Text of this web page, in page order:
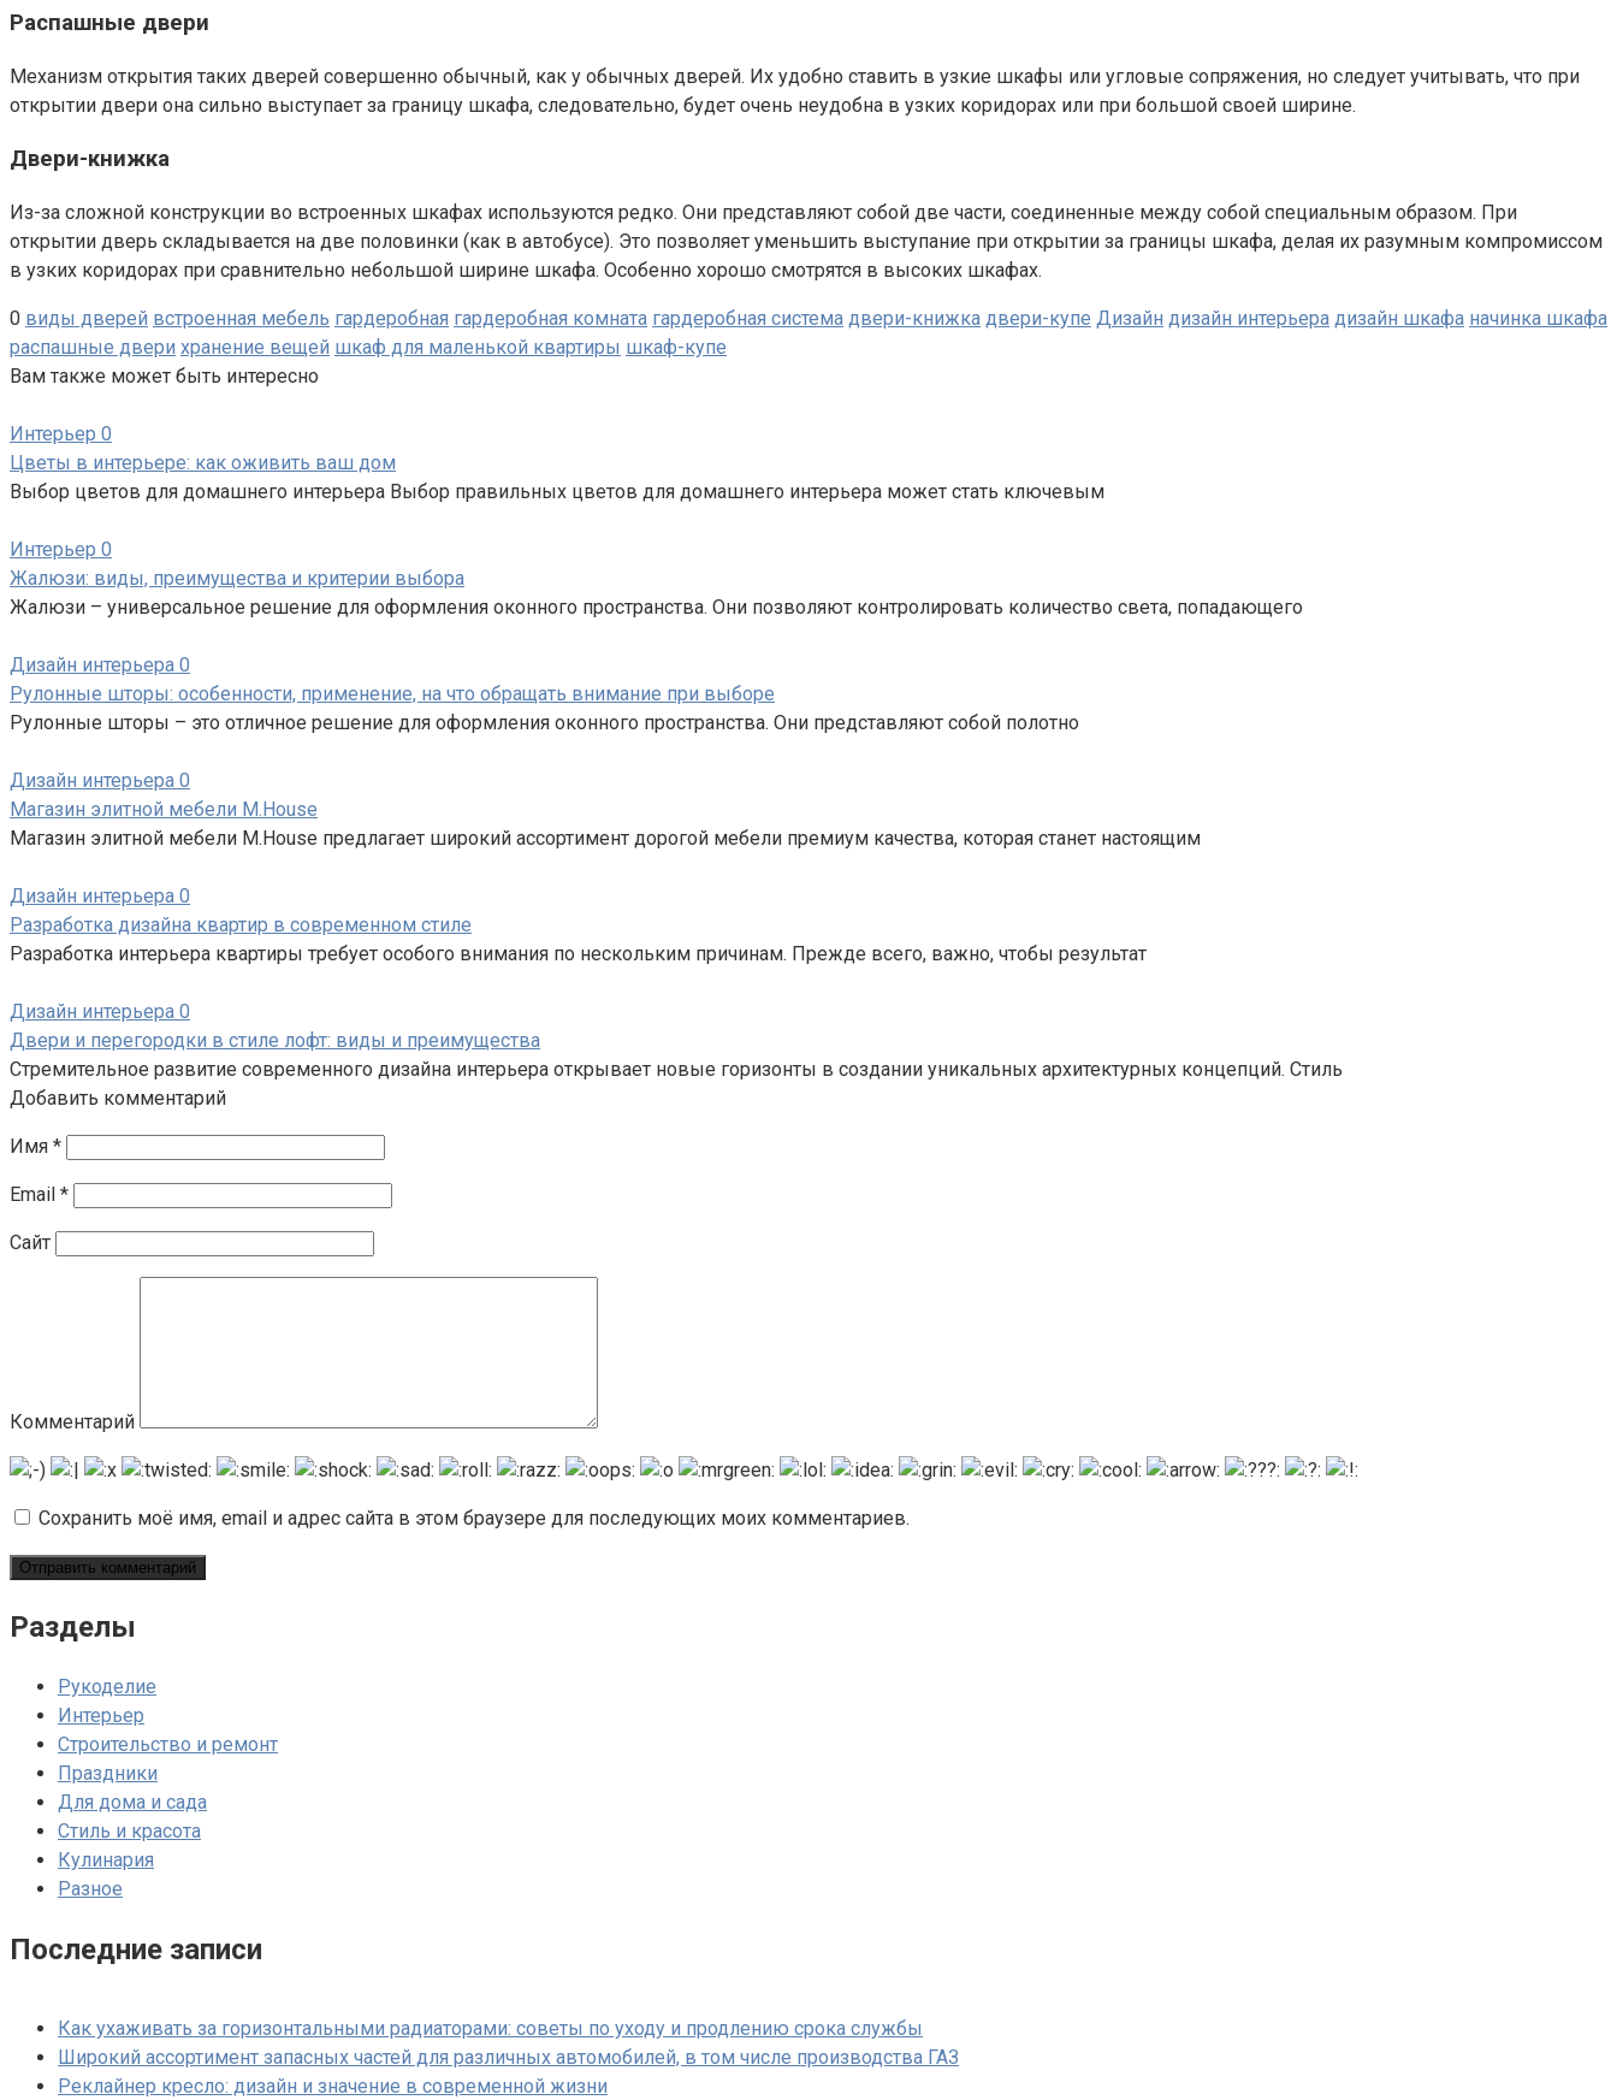
Распашные двери
Механизм открытия таких дверей совершенно обычный, как у обычных дверей. Их удобно ставить в узкие шкафы или угловые сопряжения, но следует учитывать, что при
открытии двери она сильно выступает за границу шкафа, следовательно, будет очень неудобна в узких коридорах или при большой своей ширине.
Двери-книжка
Из-за сложной конструкции во встроенных шкафах используются редко. Они представляют собой две части, соединенные между собой специальным образом. При
открытии дверь складывается на две половинки (как в автобусе). Это позволяет уменьшить выступание при открытии за границы шкафа, делая их разумным компромиссом
в узких коридорах при сравнительно небольшой ширине шкафа. Особенно хорошо смотрятся в высоких шкафах.
0 виды дверей встроенная мебель гардеробная гардеробная комната гардеробная система двери-книжка двери-купе Дизайн дизайн интерьера дизайн шкафа начинка шкафа
распашные двери хранение вещей шкаф для маленькой квартиры шкаф-купе
Вам также может быть интересно
Интерьер 0
Цветы в интерьере: как оживить ваш дом
Выбор цветов для домашнего интерьера Выбор правильных цветов для домашнего интерьера может стать ключевым
Интерьер 0
Жалюзи: виды, преимущества и критерии выбора
Жалюзи – универсальное решение для оформления оконного пространства. Они позволяют контролировать количество света, попадающего
Дизайн интерьера 0
Рулонные шторы: особенности, применение, на что обращать внимание при выборе
Рулонные шторы – это отличное решение для оформления оконного пространства. Они представляют собой полотно
Дизайн интерьера 0
Магазин элитной мебели M.House
Магазин элитной мебели M.House предлагает широкий ассортимент дорогой мебели премиум качества, которая станет настоящим
Дизайн интерьера 0
Разработка дизайна квартир в современном стиле
Разработка интерьера квартиры требует особого внимания по нескольким причинам. Прежде всего, важно, чтобы результат
Дизайн интерьера 0
Двери и перегородки в стиле лофт: виды и преимущества
Стремительное развитие современного дизайна интерьера открывает новые горизонты в создании уникальных архитектурных концепций. Стиль
Добавить комментарий
Имя *
Email *
Сайт
Комментарий
Сохранить моё имя, email и адрес сайта в этом браузере для последующих моих комментариев.
Разделы
Рукоделие
Интерьер
Строительство и ремонт
Праздники
Для дома и сада
Стиль и красота
Кулинария
Разное
Последние записи
Как ухаживать за горизонтальными радиаторами: советы по уходу и продлению срока службы
Широкий ассортимент запасных частей для различных автомобилей, в том числе производства ГАЗ
Реклайнер кресло: дизайн и значение в современной жизни